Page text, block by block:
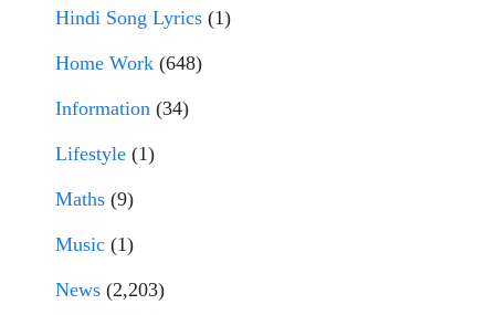
Hindi Song Lyrics (1)
Home Work (648)
Information (34)
Lifestyle (1)
Maths (9)
Music (1)
News (2,203)